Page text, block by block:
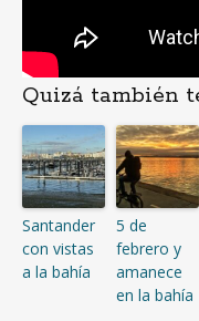
Quizá también
Santander
con vistas
a la bahía
5 de
febrero y
amanece
en la bahía